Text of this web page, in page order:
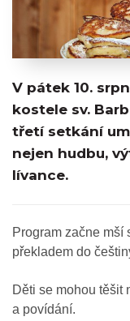
V pátek 10.
kostele sv.
třetí setkání
nejen hudbu,
lívance.
Program začne mší
překladem do
Děti se mohou těšit
a povídání.